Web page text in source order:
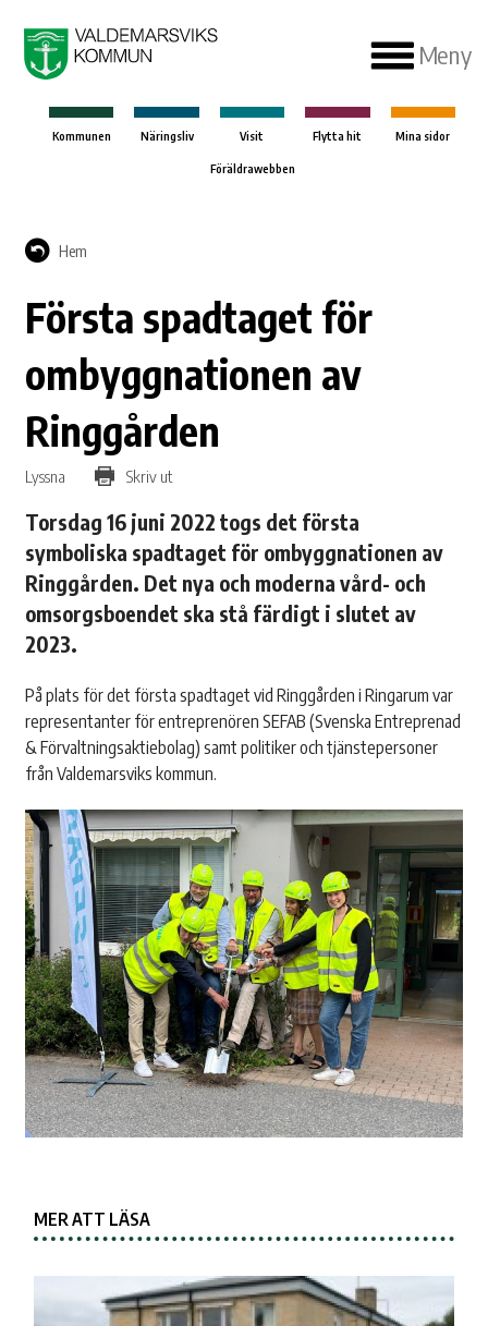
Meny
Kommunen Näringsliv Visit Flytta hit Mina sidor
Föräldrawebben
Hem
MER ATT LÄSA
Första spadtaget för
ombyggnationen av
Ringgården
Lyssna Skriv ut
Torsdag 16 juni 2022 togs det första
symboliska spadtaget för ombyggnationen av
Ringgården. Det nya och moderna vård- och
omsorgsboendet ska stå färdigt i slutet av
2023.
På plats för det första spadtaget vid Ringgården i Ringarum var
representanter för entreprenören SEFAB (Svenska Entreprenad
& Förvaltningsaktiebolag) samt politiker och tjänstepersoner
från Valdemarsviks kommun.